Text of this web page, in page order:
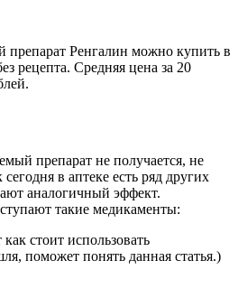
препарат Ренгалин можно купить в
рецепта. Средняя цена за 20
препарат не получается, не
в аптеке есть ряд других
аналогичный эффект.
такие медикаменты:
стоит использовать
поможет понять данная статья.)